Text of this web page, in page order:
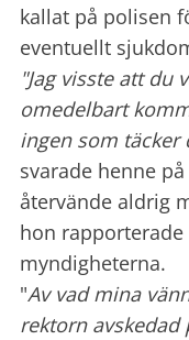
kallat på polisen
eventuellt
"Jag visste att du
omedelbart
ingen som täcker
svarade henne
återvände aldrig
hon
myndigheterna.
"Av vad mina
rektorn avskedad